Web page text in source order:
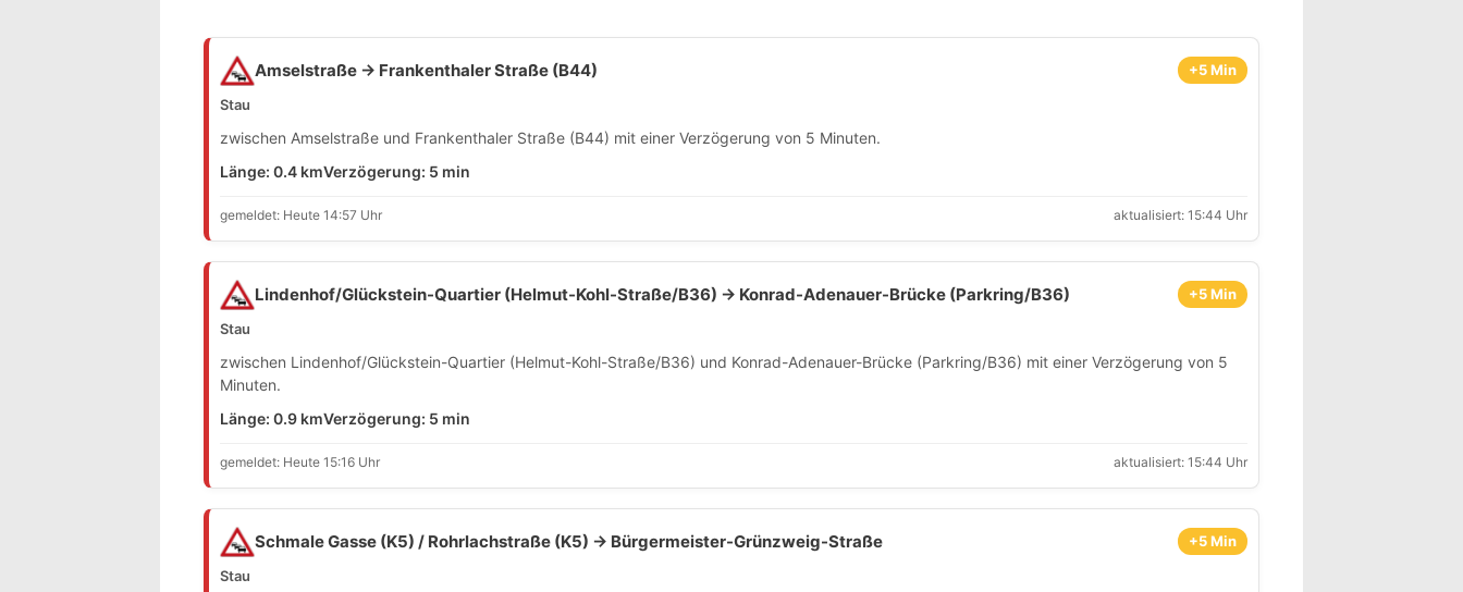
Amselstraße → Frankenthaler Straße (B44)
+5 Min
Stau
zwischen Amselstraße und Frankenthaler Straße (B44) mit einer Verzögerung von 5 Minuten.
Länge: 0.4 kmVerzögerung: 5 min
gemeldet: Heute 14:57 Uhr aktualisiert: 15:44 Uhr
Lindenhof/Glückstein-Quartier (Helmut-Kohl-Straße/B36) → Konrad-Adenauer-Brücke (Parkring/B36)
+5 Min
Stau
zwischen Lindenhof/Glückstein-Quartier (Helmut-Kohl-Straße/B36) und Konrad-Adenauer-Brücke (Parkring/B36) mit einer Verzögerung von 5
Minuten.
Länge: 0.9 kmVerzögerung: 5 min
gemeldet: Heute 15:16 Uhr aktualisiert: 15:44 Uhr
Schmale Gasse (K5) / Rohrlachstraße (K5) → Bürgermeister-Grünzweig-Straße
+5 Min
Stau